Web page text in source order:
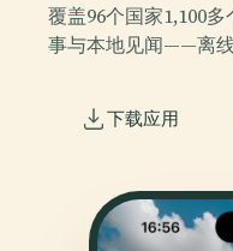
覆盖96个国家1,100
事与本地见闻——离线
下载应用